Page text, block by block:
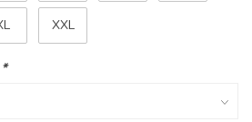
XXL
*